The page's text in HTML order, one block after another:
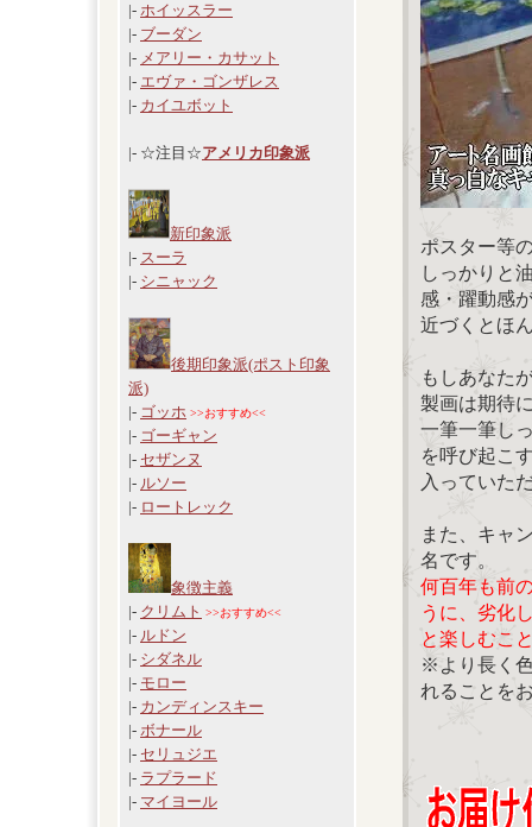
|- ホイッスラー
|- ブーダン
|- メアリー・カサット
|- エヴァ・ゴンザレス
|- カイユボット
|- ☆注目☆アメリカ印象派
新印象派
|- スーラ
|- シニャック
後期印象派(ポスト印象
派)
|- ゴッホ >>おすすめ<<
|- ゴーギャン
|- セザンヌ
|- ルソー
|- ロートレック
象徴主義
|- クリムト >>おすすめ<<
|- ルドン
|- シダネル
|- モロー
|- カンディンスキー
|- ボナール
|- セリュジエ
|- ラプラード
|- マイヨール
ポスター等
しっかりと
感・躍動感
近づくとほ
もしあなた
製画は期待
一筆一筆し
を呼び起こ
入っていた
また、キャ
名です。
何百年も前
うに、劣化
と楽しむこ
※より長く
れることを